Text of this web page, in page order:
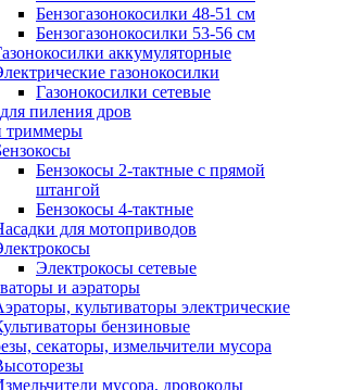
Бензогазонокосилки 48-51 см
Бензогазонокосилки 53-56 см
аккумуляторные
газонокосилки
Газонокосилки сетевые
пиления дров
триммеры
Бензокосы 2-тактные с прямой
штангой
Бензокосы 4-тактные
для мотоприводов
Электрокосы сетевые
и аэраторы
культиваторы электрические
бензиновые
секаторы, измельчители мусора
мусора, дровоколы